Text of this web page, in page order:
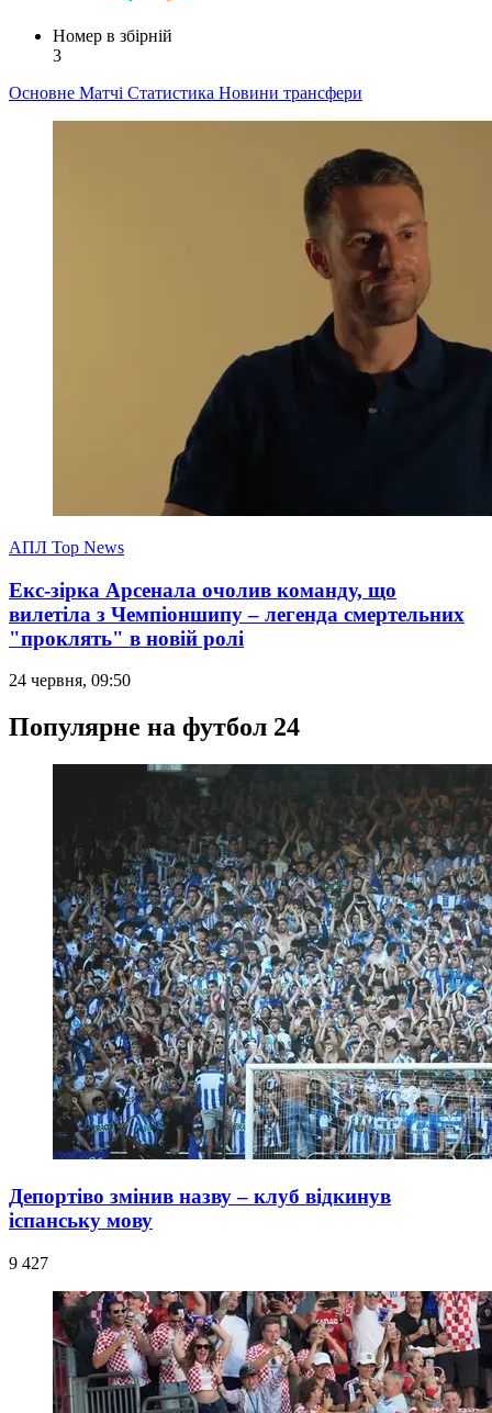
Номер в збірній
3
Основне Матчі Статистика Новини трансфери
АПЛ Top News
Екс-зірка Арсенала очолив команду, що
вилетіла з Чемпіоншипу – легенда смертельних
"проклять" в новій ролі
24 червня, 09:50
Популярне на футбол 24
Депортіво змінив назву – клуб відкинув
іспанську мову
9 427